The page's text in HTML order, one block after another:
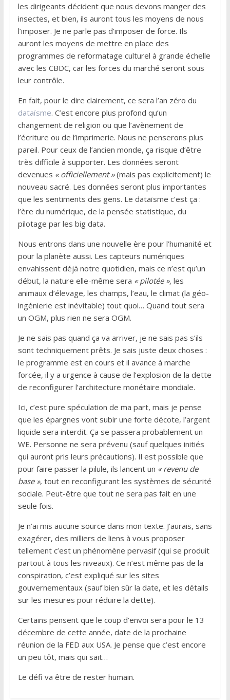
les dirigeants décident que nous devons manger des
insectes, et bien, ils auront tous les moyens de nous
l’imposer. Je ne parle pas d’imposer de force. Ils
auront les moyens de mettre en place des
programmes de reformatage culturel à grande échelle
avec les CBDC, car les forces du marché seront sous
leur contrôle.
En fait, pour le dire clairement, ce sera l’an zéro du
dataïsme. C’est encore plus profond qu’un
changement de religion ou que l’avènement de
l’écriture ou de l’imprimerie. Nous ne penserons plus
pareil. Pour ceux de l’ancien monde, ça risque d’être
très difficile à supporter. Les données seront
devenues « officiellement »(mais pas explicitement) le
nouveau sacré. Les données seront plus importantes
que les sentiments des gens. Le dataïsme c’est ça :
l’ère du numérique, de la pensée statistique, du
pilotage par les big data.
Nous entrons dans une nouvelle ère pour l’humanité et
pour la planète aussi. Les capteurs numériques
envahissent déjà notre quotidien, mais ce n’est qu’un
début, la nature elle-même sera « pilotée », les
animaux d’élevage, les champs, l’eau, le climat (la géo-
ingénierie est inévitable) tout quoi… Quand tout sera
un OGM, plus rien ne sera OGM.
Je ne sais pas quand ça va arriver, je ne sais pas s’ils
sont techniquement prêts. Je sais juste deux choses :
le programme est en cours et il avance à marche
forcée, il y a urgence à cause de l’explosion de la dette
de reconfigurer l’architecture monétaire mondiale.
Ici, c’est pure spéculation de ma part, mais je pense
que les épargnes vont subir une forte décote, l’argent
liquide sera interdit. Ça se passera probablement un
WE. Personne ne sera prévenu (sauf quelques initiés
qui auront pris leurs précautions). Il est possible que
pour faire passer la pilule, ils lancent un « revenu de
base », tout en reconfigurant les systèmes de sécurité
sociale. Peut-être que tout ne sera pas fait en une
seule fois.
Je n’ai mis aucune source dans mon texte. J’aurais, sans
exagérer, des milliers de liens à vous proposer
tellement c’est un phénomène pervasif (qui se produit
partout à tous les niveaux). Ce n’est même pas de la
conspiration, c’est expliqué sur les sites
gouvernementaux (sauf bien sûr la date, et les détails
sur les mesures pour réduire la dette).
Certains pensent que le coup d’envoi sera pour le 13
décembre de cette année, date de la prochaine
réunion de la FED aux USA. Je pense que c’est encore
un peu tôt, mais qui sait…
Le défi va être de rester humain.